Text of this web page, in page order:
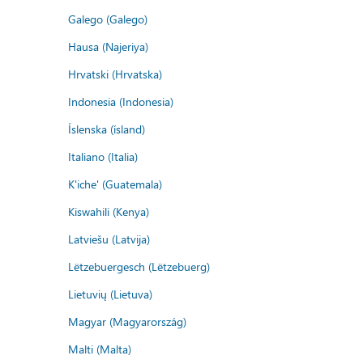
Galego (Galego)
Hausa (Najeriya)
Hrvatski (Hrvatska)
Indonesia (Indonesia)
Íslenska (ísland)
Italiano (Italia)
K'iche' (Guatemala)
Kiswahili (Kenya)
Latviešu (Latvija)
Lëtzebuergesch (Lëtzebuerg)
Lietuvių (Lietuva)
Magyar (Magyarország)
Malti (Malta)